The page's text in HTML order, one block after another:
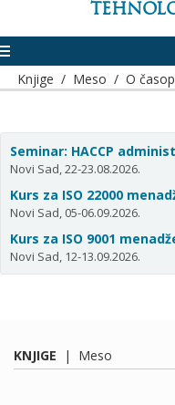
Knjige / Meso / O
Seminar: HACCP
Novi Sad, 22-23.08.2026.
Kurs za ISO 22000
Novi Sad, 05-06.09.2026.
Kurs za ISO 9001
Novi Sad, 12-13.09.2026.
KNJIGE | Meso